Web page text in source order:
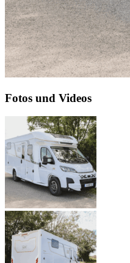
Fotos und Videos